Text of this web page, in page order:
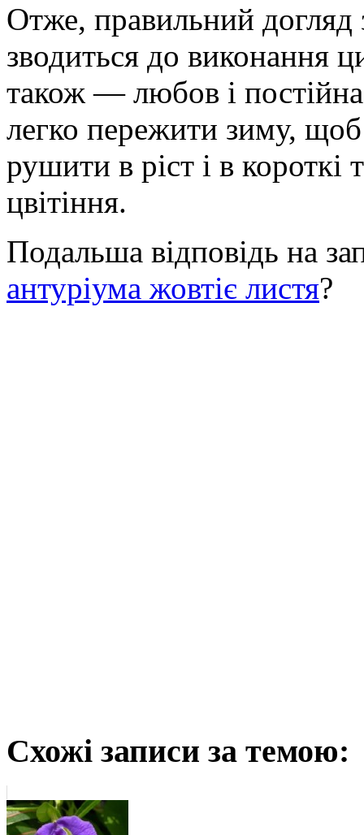
Отже, правильний догляд
зводиться до виконання
також — любов і
легко пережити зиму,
рушити в ріст і в короткі
цвітіння.
Подальша відповідь на
антуріума жовтіє листя?
Схожі записи за темою: